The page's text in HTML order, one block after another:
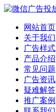
网站首页
关于我们
广告样式
产品介绍
常见问题
广告资讯
疑难解答
推广案例